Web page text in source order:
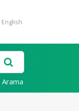
English
Arama